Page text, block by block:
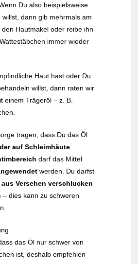
Du also beispielsweise
dann gib mehrmals am
Hautmakel oder reibe ihn
immer wieder
Haut hast oder Du
willst, dann raten wir
einem Trägeröl – z. B.
tragen, dass Du das Öl
auf Schleimhäute
darf das Mittel
werden. Du darfst
Versehen verschlucken
– dies kann zu schweren
das Öl nur schwer von
ist, deshalb empfehlen